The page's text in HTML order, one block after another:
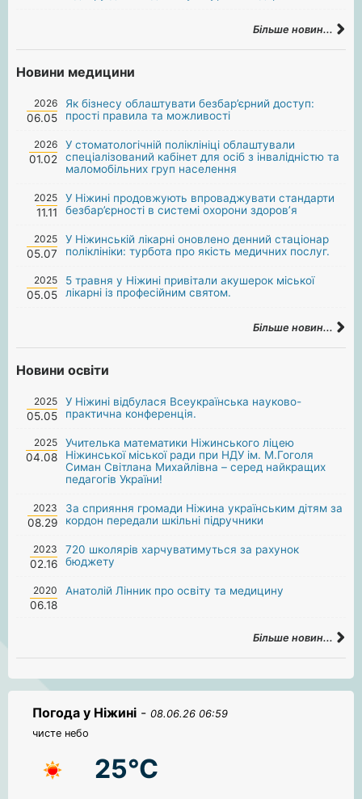
Більше новин...
Новини медицини
2026
06.05
Як бізнесу облаштувати безбар’єрний доступ:
прості правила та можливості
2026
01.02
У стоматологічній поліклініці облаштували
спеціалізований кабінет для осіб з інвалідністю та
маломобільних груп населення
2025
11.11
У Ніжині продовжують впроваджувати стандарти
безбар’єрності в системі охорони здоров’я
2025
05.07
У Ніжинській лікарні оновлено денний стаціонар
поліклініки: турбота про якість медичних послуг.
2025
05.05
5 травня у Ніжині привітали акушерок міської
лікарні із професійним святом.
Більше новин...
Новини освіти
2025
05.05
У Ніжині відбулася Всеукраїнська науково-
практична конференція.
2025
04.08
Учителька математики Ніжинського ліцею
Ніжинської міської ради при НДУ ім. М.Гоголя
Симан Світлана Михайлівна – серед найкращих
педагогів України!
2023
08.29
За сприяння громади Ніжина українським дітям за
кордон передали шкільні підручники
2023
02.16
720 школярів харчуватимуться за рахунок
бюджету
2020
06.18
Анатолій Лінник про освіту та медицину
Більше новин...
Погода у Ніжині - 08.06.26 06:59
чисте небо
25°C